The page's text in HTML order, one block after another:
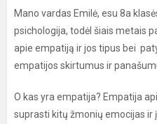
Mano vardas Emilė, esu 8a
psichologija, todėl šiais metais
apie empatiją ir jos tipus bei
empatijos skirtumus ir
O kas yra empatija? Empatija
suprasti kitų žmonių emocijas ir